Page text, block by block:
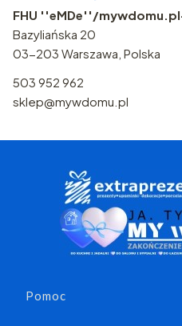
FHU ''eMDe''/
Bazyliańska 20
03-203 Warszawa, Polska
503 952 962
sklep@mywdomu.pl
Linki w stopce
Pomoc